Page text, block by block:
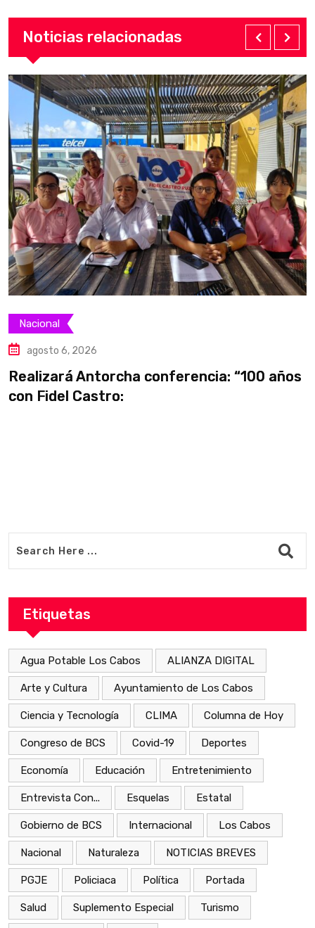
Noticias relacionadas
Nacional
agosto 6, 2026
Realizará Antorcha conferencia: “100 años
con Fidel Castro:
Etiquetas
Agua Potable Los Cabos ALIANZA DIGITAL
Arte y Cultura Ayuntamiento de Los Cabos
Ciencia y Tecnología CLIMA Columna de Hoy
Congreso de BCS Covid-19 Deportes
Economía Educación Entretenimiento
Entrevista Con... Esquelas Estatal
Gobierno de BCS Internacional Los Cabos
Nacional Naturaleza NOTICIAS BREVES
PGJE Policiaca Política Portada
Salud Suplemento Especial Turismo